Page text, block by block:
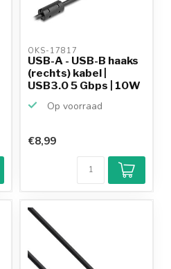
OKS-17817
USB-A - USB-B haaks
(rechts) kabel |
USB3.0 5 Gbps | 10W
Op voorraad
€8,99